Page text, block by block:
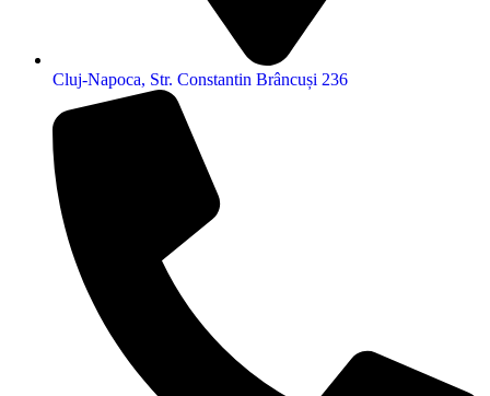
Cluj-Napoca, Str. Constantin Brâncuși 236